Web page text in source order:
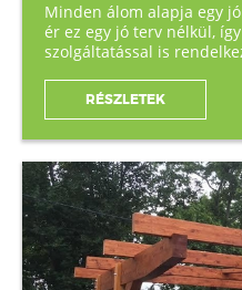
Minden álom alapja egy
ér ez egy jó terv nélkül,
szolgáltatással is
RÉSZLETEK